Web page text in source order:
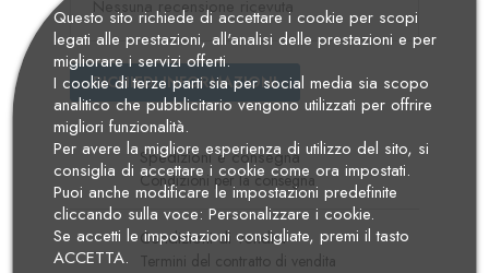
Nessuna recensione ricevuta
RICHIEDI INFORMAZIONI
Spedizioni e consegna
Condizioni per la consegna
Condizioni di vendita
Termini del contratto di vendita
Questo sito richiede di accettare i cookie per scopi
legati alle prestazioni, all'analisi delle prestazioni e per
migliorare i servizi offerti.
I cookie di terze parti sia per social media sia scopo
analitico che pubblicitario vengono utilizzati per offrire
migliori funzionalità.
Per avere la migliore esperienza di utilizzo del sito, si
consiglia di accettare i cookie come ora impostati.
Puoi anche modificare le impostazioni predefinite
cliccando sulla voce: Personalizzare i cookie.
Se accetti le impostazioni consigliate, premi il tasto
ACCETTA.